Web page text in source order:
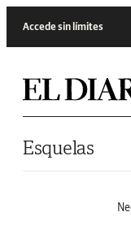
Accede sin límites
Esquelas